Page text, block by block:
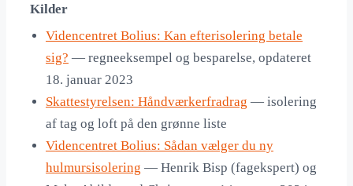
Kilder
Videncentret Bolius: Kan efterisolering betale
sig? — regneeksempel og besparelse, opdateret
18. januar 2023
Skattestyrelsen: Håndværkerfradrag — isolering
af tag og loft på den grønne liste
Videncentret Bolius: Sådan vælger du ny
hulmursisolering — Henrik Bisp (fagekspert) og